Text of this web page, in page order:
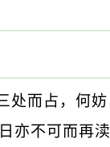
处而占，何妨
亦不可而再渎